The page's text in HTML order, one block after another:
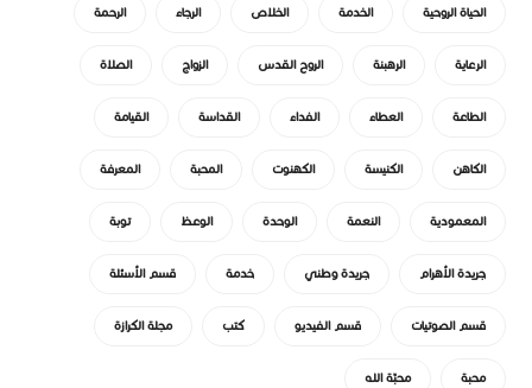
الحياة الروحية الخدمة الخلاص الرجاء الرحمة
الرعاية الرهبنة الروح القدس الزواج الصلاة
الطاعة العطاء الفداء القداسة القيامة
الكاهن الكنيسة الكهنوت المحبة المعرفة
المعمودية النعمة الوحدة الوعظ توبة
جريدة الأهرام جريدة وطني خدمة قسم الأسئلة
قسم الصوتيات قسم الفيديو كتب مجلة الكرازة
محبة محبّة الله